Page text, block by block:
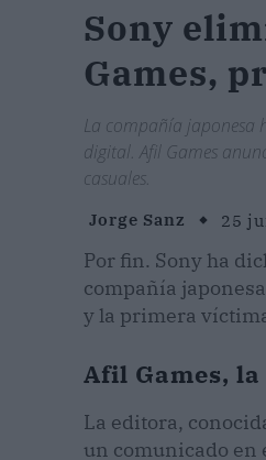
Sony
Games,
La compañía japonesa
digital. Afil Games
casuales.
Jorge Sanz 25
Por fin. Sony ha
compañía
y la primera
Afil Games,
La editora,
un comunicado en